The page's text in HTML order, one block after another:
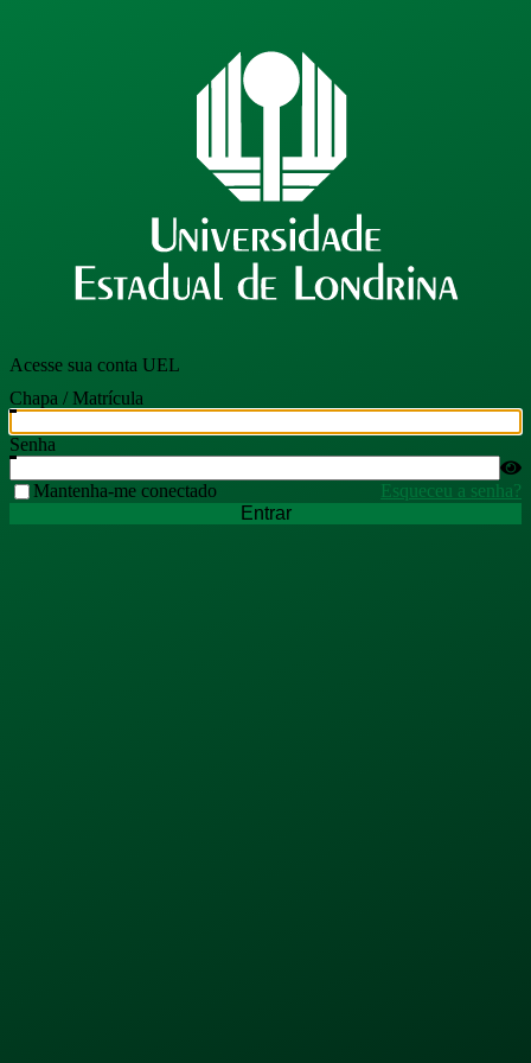
Acesse sua conta UEL
Chapa / Matrícula
Senha
Mantenha-me conectado
Esqueceu a senha?
Entrar